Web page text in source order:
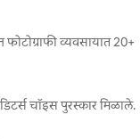
व्यवसायात 20+
चॉइस पुरस्कार मिळाले.